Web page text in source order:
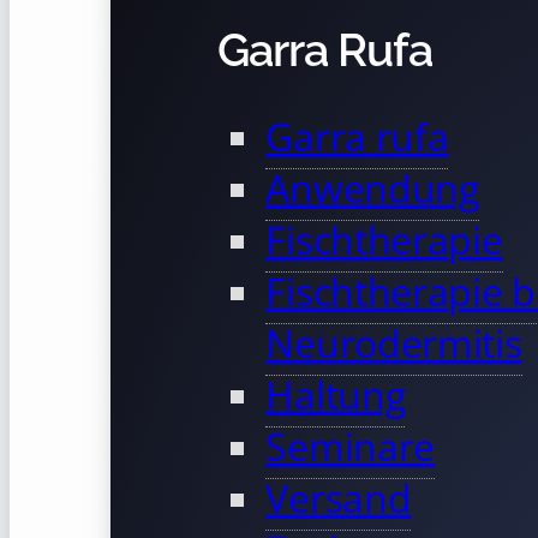
Garra Rufa
Garra rufa
Anwendung
Fischtherapie
Fischtherapie
Neurodermitis
Haltung
Seminare
Versand